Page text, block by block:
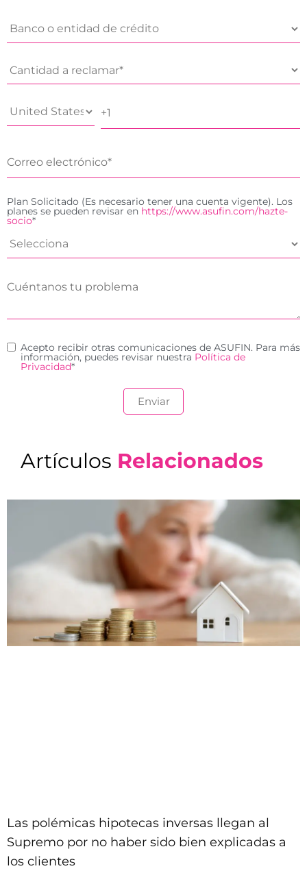
Plan Solicitado (Es necesario tener una cuenta vigente). Los
planes se pueden revisar en https://www.asufin.com/hazte-
socio*
Acepto recibir otras comunicaciones de ASUFIN. Para más
información, puedes revisar nuestra Política de
Privacidad*
Artículos Relacionados
Las polémicas hipotecas inversas llegan al
Supremo por no haber sido bien explicadas a
los clientes